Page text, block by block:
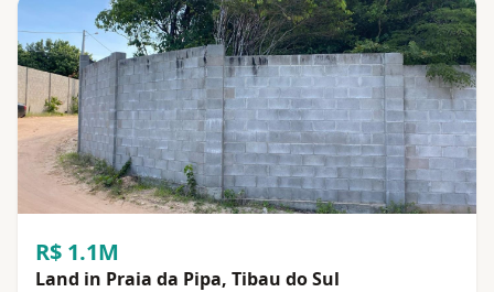
R$ 1.1M
Land in Praia da Pipa, Tibau do Sul